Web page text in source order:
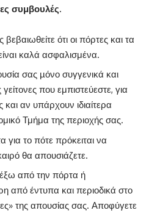
συμβουλές.
ότι οι πόρτες και τα
καλά ασφαλισμένα.
σας µόνο συγγενικά και
που εμπιστεύεστε, για
αν υπάρχουν ιδιαίτερα
Τμήμα της περιοχής σας.
το πότε πρόκειται να
θα απουσιάζετε.
από την πόρτα ή
από έντυπα και περιοδικά στο
της απουσίας σας. Αποφύγετε